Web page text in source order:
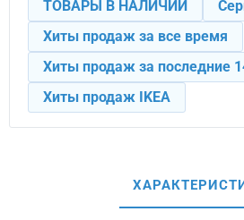
ТОВАРЫ В НАЛИЧИИ
Хиты продаж за все время
Хиты продаж за последние
Хиты продаж IKEA